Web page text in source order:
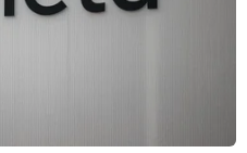
11/2016 tăng 0,48% so